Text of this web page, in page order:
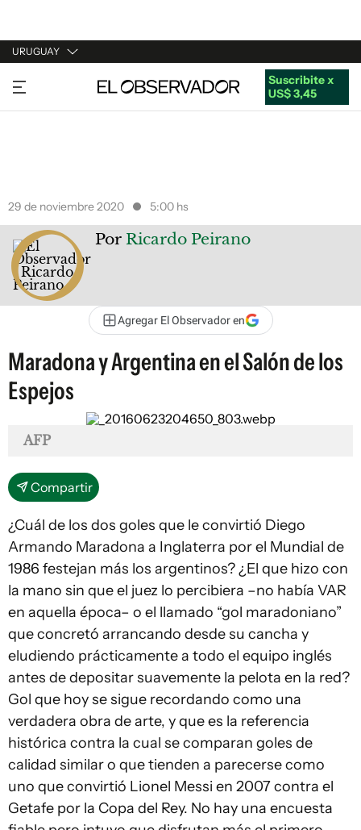
URUGUAY
URUGUAY
ARGENTINA
Suscribite x
US$ 3,45
29 de noviembre 2020 5:00 hs
Por Ricardo Peirano
Agregar El Observador en
Maradona y Argentina en el Salón de los
Espejos
AFP
Compartir
¿Cuál de los dos goles que le convirtió Diego
Armando Maradona a Inglaterra por el Mundial de
1986 festejan más los argentinos? ¿El que hizo con
la mano sin que el juez lo percibiera –no había VAR
en aquella época– o el llamado “gol maradoniano”
que concretó arrancando desde su cancha y
eludiendo prácticamente a todo el equipo inglés
antes de depositar suavemente la pelota en la red?
Gol que hoy se sigue recordando como una
verdadera obra de arte, y que es la referencia
histórica contra la cual se comparan goles de
calidad similar o que tienden a parecerse como
uno que convirtió Lionel Messi en 2007 contra el
Getafe por la Copa del Rey. No hay una encuesta